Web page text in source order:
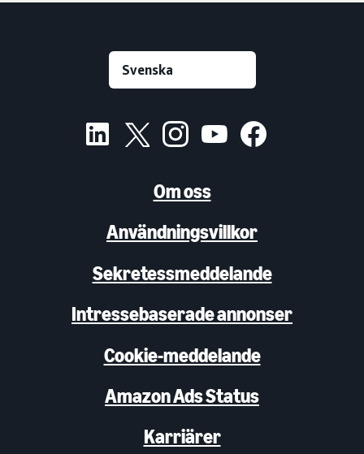
Om oss
Användningsvillkor
Sekretessmeddelande
Intressebaserade annonser
Cookie-meddelande
Amazon Ads Status
Karriärer